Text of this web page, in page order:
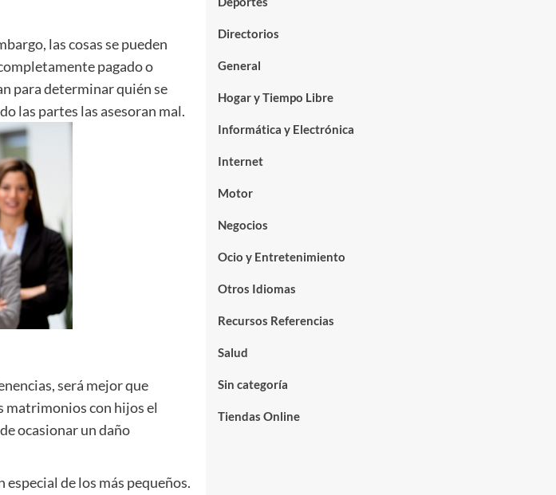
las cosas se pueden
pagado o
para determinar quién se
las partes las asesoran mal.
será mejor que
matrimonios con hijos el
ocasionar un daño
de los más pequeños.
Directorios
General
Hogar y Tiempo Libre
Informática y Electrónica
Internet
Motor
Negocios
Ocio y Entretenimiento
Otros Idiomas
Recursos Referencias
Salud
Sin categoría
Tiendas Online